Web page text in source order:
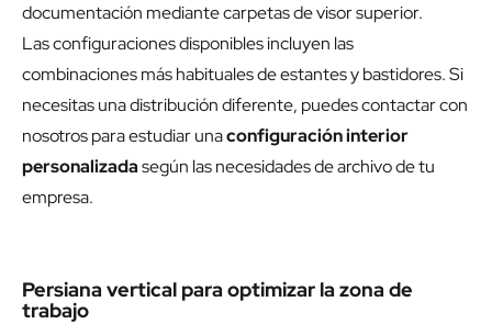
documentación mediante carpetas de visor superior.
Las configuraciones disponibles incluyen las
combinaciones más habituales de estantes y bastidores. Si
necesitas una distribución diferente, puedes contactar con
nosotros para estudiar unaconfiguración interior
personalizadasegún las necesidades de archivo de tu
empresa.
Persiana vertical para optimizar la zona de
trabajo